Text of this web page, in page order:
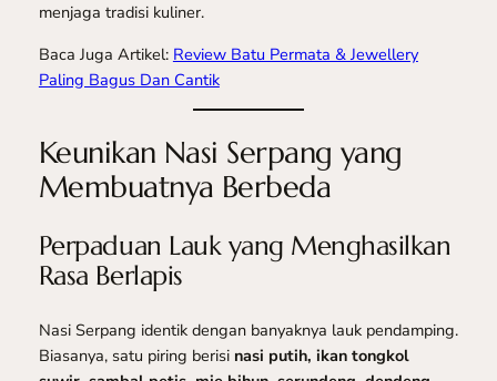
menjaga tradisi kuliner.
Baca Juga Artikel: Review Batu Permata & Jewellery
Paling Bagus Dan Cantik
Keunikan Nasi Serpang yang
Membuatnya Berbeda
Perpaduan Lauk yang Menghasilkan
Rasa Berlapis
Nasi Serpang identik dengan banyaknya lauk pendamping.
Biasanya, satu piring berisi nasi putih, ikan tongkol